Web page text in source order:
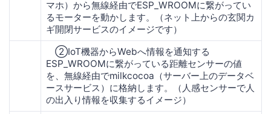
マホ）から無線経由でESP_WROOMに繋がってい
るモーターを動かします。（ネット上からの玄関カ
ギ開閉サービスのイメージです）
②IoT機器からWebへ情報を通知する
ESP_WROOMに繋がっている距離センサーの値
を、無線経由でmilkcocoa（サーバー上のデータベ
ースサービス）に格納します。（人感センサーで人
の出入り情報を収集するイメージ）